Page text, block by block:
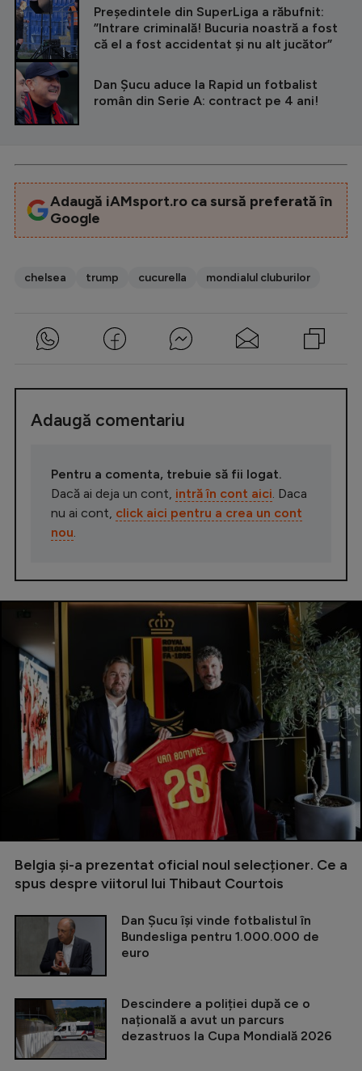
Președintele din SuperLiga a răbufnit:
”Intrare criminală! Bucuria noastră a fost
că el a fost accidentat și nu alt jucător”
Dan Șucu aduce la Rapid un fotbalist
român din Serie A: contract pe 4 ani!
Adaugă iAMsport.ro ca sursă preferată în
Google
chelsea trump cucurella mondialul cluburilor
Adaugă comentariu
Pentru a comenta, trebuie să fii logat.
Dacă ai deja un cont, intră în cont aici . Daca
nu ai cont, click aici pentru a crea un cont
nou
Belgia și-a prezentat oficial noul selecționer. Ce a
spus despre viitorul lui Thibaut Courtois
Dan Șucu își vinde fotbalistul în
Bundesliga pentru 1.000.000 de
euro
Descindere a poliției după ce o
națională a avut un parcurs
dezastruos la Cupa Mondială 2026